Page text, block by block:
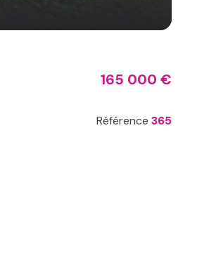
165 000 €
Référence 365